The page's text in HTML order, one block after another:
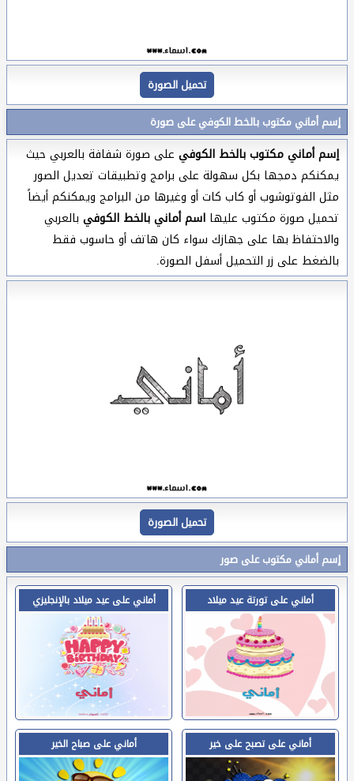
تحميل الصورة
إسم أماني مكتوب بالخط الكوفي على صورة
إسم أماني مكتوب بالخط الكوفي على صورة شفافة بالعربي حيث
يمكنكم دمجها بكل سهولة على برامج وتطبيقات تعديل الصور
مثل الفوتوشوب أو كاب كات أو وغيرها من البرامج ويمكنكم أيضاً
تحميل صورة مكتوب عليها اسم أماني بالخط الكوفي بالعربي
والاحتفاظ بها على جهازك سواء كان هاتف أو حاسوب فقط
بالضغط على زر التحميل أسفل الصورة.
تحميل الصورة
إسم أماني مكتوب على صور
أماني على تورتة عيد ميلاد أماني على عيد ميلاد بالإنجليزي
أماني على تصبح على خير أماني على صباح الخير